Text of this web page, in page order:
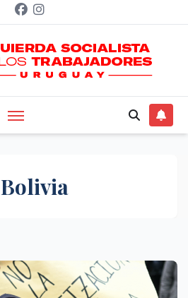
Bolivia